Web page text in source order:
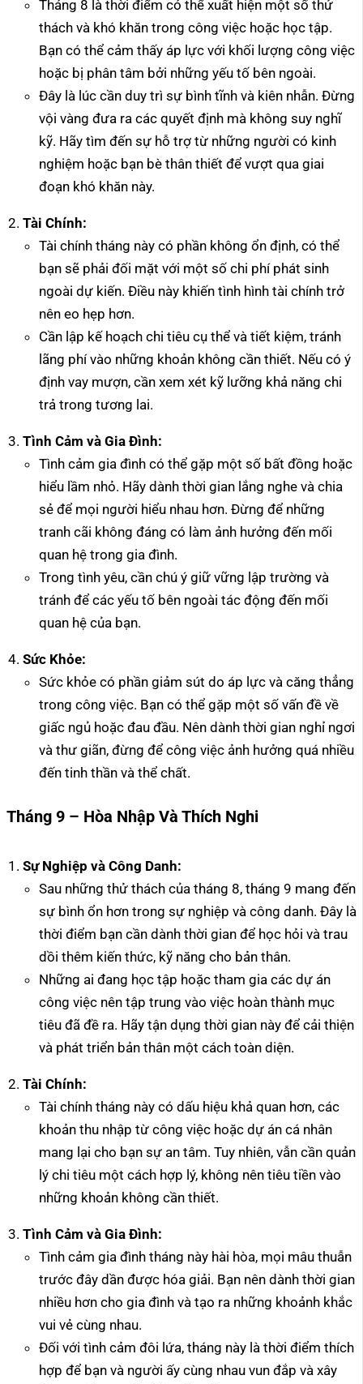
Tháng 8 là thời điểm có thể xuất hiện một số thử
thách và khó khăn trong công việc hoặc học tập.
Bạn có thể cảm thấy áp lực với khối lượng công việc
hoặc bị phân tâm bởi những yếu tố bên ngoài.
Đây là lúc cần duy trì sự bình tĩnh và kiên nhẫn. Đừng
vội vàng đưa ra các quyết định mà không suy nghĩ
kỹ. Hãy tìm đến sự hỗ trợ từ những người có kinh
nghiệm hoặc bạn bè thân thiết để vượt qua giai
đoạn khó khăn này.
Tài Chính:
Tài chính tháng này có phần không ổn định, có thể
bạn sẽ phải đối mặt với một số chi phí phát sinh
ngoài dự kiến. Điều này khiến tình hình tài chính trở
nên eo hẹp hơn.
Cần lập kế hoạch chi tiêu cụ thể và tiết kiệm, tránh
lãng phí vào những khoản không cần thiết. Nếu có ý
định vay mượn, cần xem xét kỹ lưỡng khả năng chi
trả trong tương lai.
Tình Cảm và Gia Đình:
Tình cảm gia đình có thể gặp một số bất đồng hoặc
hiểu lầm nhỏ. Hãy dành thời gian lắng nghe và chia
sẻ để mọi người hiểu nhau hơn. Đừng để những
tranh cãi không đáng có làm ảnh hưởng đến mối
quan hệ trong gia đình.
Trong tình yêu, cần chú ý giữ vững lập trường và
tránh để các yếu tố bên ngoài tác động đến mối
quan hệ của bạn.
Sức Khỏe:
Sức khỏe có phần giảm sút do áp lực và căng thẳng
trong công việc. Bạn có thể gặp một số vấn đề về
giấc ngủ hoặc đau đầu. Nên dành thời gian nghỉ ngơi
và thư giãn, đừng để công việc ảnh hưởng quá nhiều
đến tinh thần và thể chất.
Tháng 9 – Hòa Nhập Và Thích Nghi
Sự Nghiệp và Công Danh:
Sau những thử thách của tháng 8, tháng 9 mang đến
sự bình ổn hơn trong sự nghiệp và công danh. Đây là
thời điểm bạn cần dành thời gian để học hỏi và trau
dồi thêm kiến thức, kỹ năng cho bản thân.
Những ai đang học tập hoặc tham gia các dự án
công việc nên tập trung vào việc hoàn thành mục
tiêu đã đề ra. Hãy tận dụng thời gian này để cải thiện
và phát triển bản thân một cách toàn diện.
Tài Chính:
Tài chính tháng này có dấu hiệu khả quan hơn, các
khoản thu nhập từ công việc hoặc dự án cá nhân
mang lại cho bạn sự an tâm. Tuy nhiên, vẫn cần quản
lý chi tiêu một cách hợp lý, không nên tiêu tiền vào
những khoản không cần thiết.
Tình Cảm và Gia Đình:
Tình cảm gia đình tháng này hài hòa, mọi mâu thuẫn
trước đây dần được hóa giải. Bạn nên dành thời gian
nhiều hơn cho gia đình và tạo ra những khoảnh khắc
vui vẻ cùng nhau.
Đối với tình cảm đôi lứa, tháng này là thời điểm thích
hợp để bạn và người ấy cùng nhau vun đắp và xây